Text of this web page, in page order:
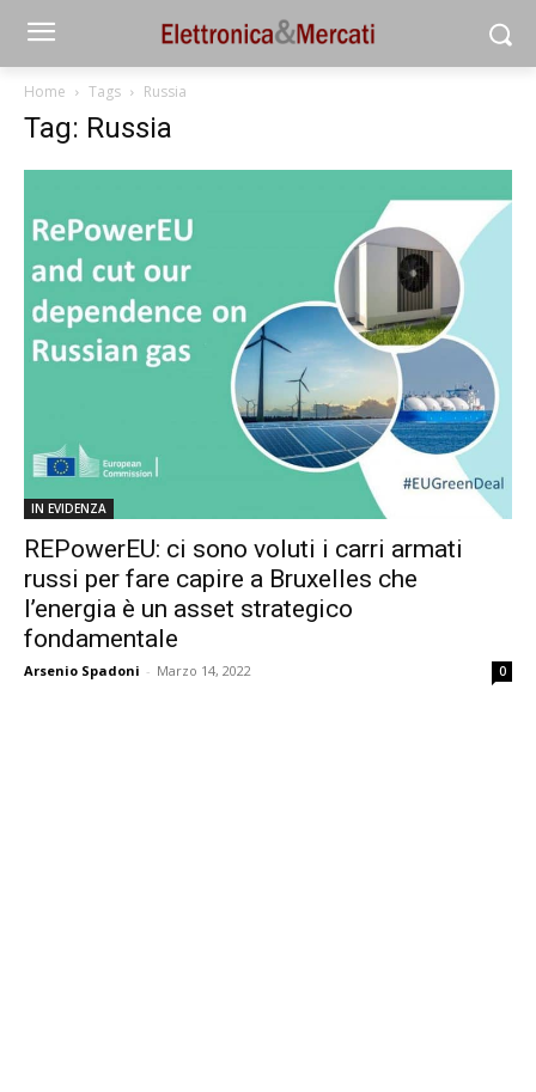
Home Tags Russia
Tag: Russia
IN EVIDENZA
REPowerEU: ci sono voluti i carri armati
russi per fare capire a Bruxelles che
l’energia è un asset strategico
fondamentale
Arsenio Spadoni - Marzo 14, 2022 0